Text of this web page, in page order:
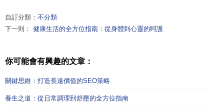
自訂分類： 不分類
下一則： 健康生活的全方位指南：從身體到心靈的呵護
你可能會有興趣的文章：
關鍵思維：打造長遠價值的SEO策略
養生之道：從日常調理到舒壓的全方位指南